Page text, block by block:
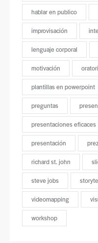
hablar en publico
improvisación
lenguaje corporal
motivación
plantillas en powerpoint
preguntas
presentaciones eficaces
presentación
richard st. john
steve jobs
videomapping
workshop